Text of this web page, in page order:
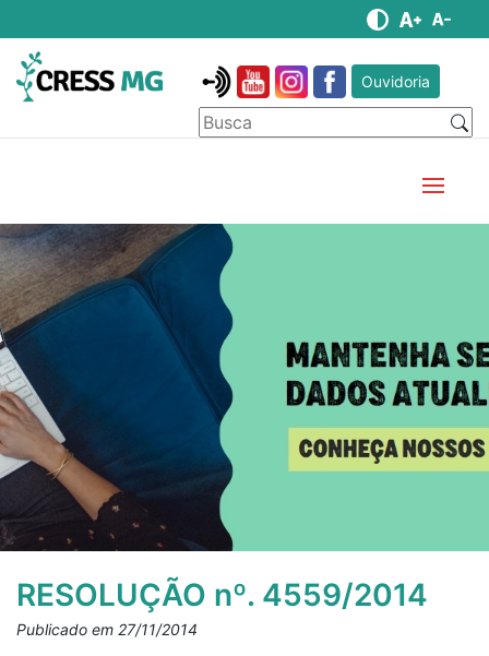
Ouvidoria
RESOLUÇÃO nº. 4559/2014
Publicado em 27/11/2014